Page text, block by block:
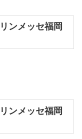
ンメッセ福岡
ンメッセ福岡